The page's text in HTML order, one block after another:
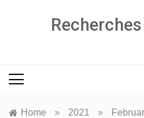
Home » 2021 »